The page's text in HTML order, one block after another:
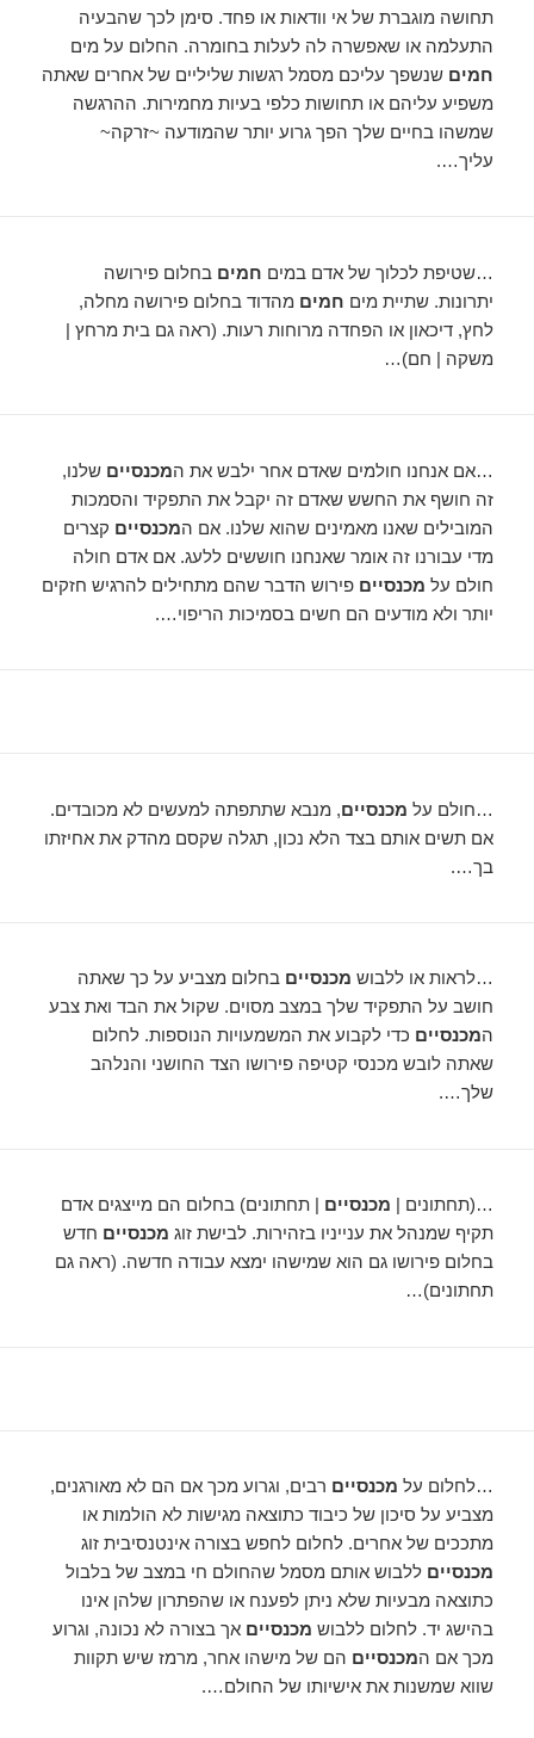
תחושה מוגברת של אי וודאות או פחד. סימן לכך שהבעיה
התעלמה או שאפשרה לה לעלות בחומרה. החלום על מים
חמים שנשפך עליכם מסמל רגשות שליליים של אחרים שאתה
משפיע עליהם או תחושות כלפי בעיות מחמירות. ההרגשה
שמשהו בחיים שלך הפך גרוע יותר שהמודעה ~זרקה~
עליך….
…שטיפת לכלוך של אדם במים חמים בחלום פירושה
יתרונות. שתיית מים חמים מהדוד בחלום פירושה מחלה,
לחץ, דיכאון או הפחדה מרוחות רעות. (ראה גם בית מרחץ |
משקה | חם)…
…אם אנחנו חולמים שאדם אחר ילבש את המכנסיים שלנו,
זה חושף את החשש שאדם זה יקבל את התפקיד והסמכות
המובילים שאנו מאמינים שהוא שלנו. אם המכנסיים קצרים
מדי עבורנו זה אומר שאנחנו חוששים ללעג. אם אדם חולה
חולם על מכנסיים פירוש הדבר שהם מתחילים להרגיש חזקים
יותר ולא מודעים הם חשים בסמיכות הריפוי….
…חולם על מכנסיים, מנבא שתתפתה למעשים לא מכובדים.
אם תשים אותם בצד הלא נכון, תגלה שקסם מהדק את אחיזתו
בך….
…לראות או ללבוש מכנסיים בחלום מצביע על כך שאתה
חושב על התפקיד שלך במצב מסוים. שקול את הבד ואת צבע
המכנסיים כדי לקבוע את המשמעויות הנוספות. לחלום
שאתה לובש מכנסי קטיפה פירושו הצד החושני והנלהב
שלך….
…(תחתונים | מכנסיים | תחתונים) בחלום הם מייצגים אדם
תקיף שמנהל את ענייניו בזהירות. לבישת זוג מכנסיים חדש
בחלום פירושו גם הוא שמישהו ימצא עבודה חדשה. (ראה גם
תחתונים)…
…לחלום על מכנסיים רבים, וגרוע מכך אם הם לא מאורגנים,
מצביע על סיכון של כיבוד כתוצאה מגישות לא הולמות או
מתככים של אחרים. לחלום לחפש בצורה אינטנסיבית זוג
מכנסיים ללבוש אותם מסמל שהחולם חי במצב של בלבול
כתוצאה מבעיות שלא ניתן לפענח או שהפתרון שלהן אינו
בהישג יד. לחלום ללבוש מכנסיים אך בצורה לא נכונה, וגרוע
מכך אם המכנסיים הם של מישהו אחר, מרמז שיש תקוות
שווא שמשנות את אישיותו של החולם….